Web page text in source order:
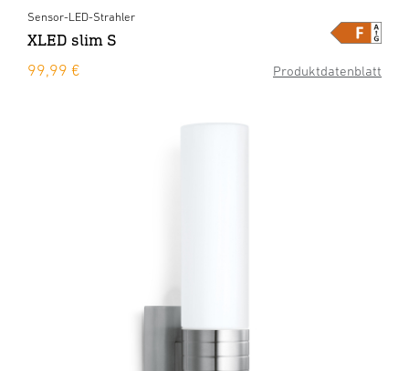
Produktdatenblatt
Sensor-LED-Strahler
XLED slim S
99,99 €